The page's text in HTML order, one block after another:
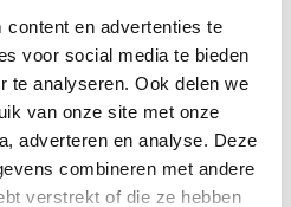
en advertenties te
voor social media te bieden
te analyseren. Ook delen we
van onze site met onze
adverteren en analyse. Deze
combineren met andere
verstrekt of die ze hebben